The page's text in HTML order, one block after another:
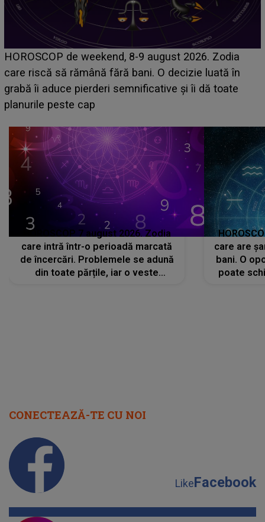
Emanuel a ținut ACEST DETALIU ASCUNS până
acum! În fața Alexandrei, concurentul din Casa Iubirii
face o MĂRTURISIRE NEAȘTEPTATĂ despre mama
sa: "I-am spus și ei în față, eu nu te iubesc pentru
HOROSCOP 7 august 2026. Zodia
care intră într-o perioadă marcată
de încercări. Problemele se adună
din toate părțile, iar o veste
care are
bani. O
poate
CONECTEAZĂ-TE CU NOI
LikeFacebook